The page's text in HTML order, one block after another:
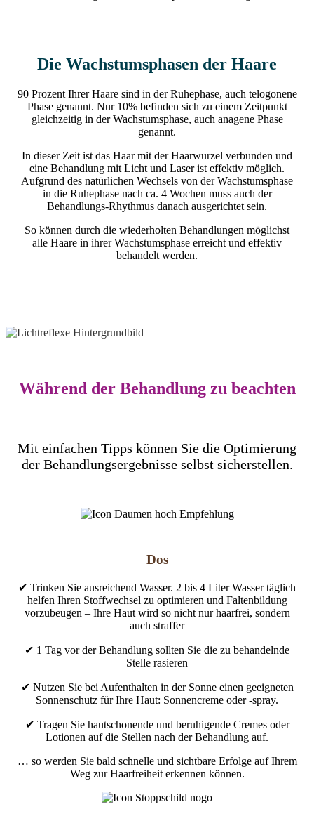
Die Wachstumsphasen der Haare
90 Prozent Ihrer Haare sind in der Ruhephase, auch telogonene
Phase genannt. Nur 10% befinden sich zu einem Zeitpunkt
gleichzeitig in der Wachstumsphase, auch anagene Phase
genannt.
In dieser Zeit ist das Haar mit der Haarwurzel verbunden und
eine Behandlung mit Licht und Laser ist effektiv möglich.
Aufgrund des natürlichen Wechsels von der Wachstumsphase
in die Ruhephase nach ca. 4 Wochen muss auch der
Behandlungs-Rhythmus danach ausgerichtet sein.
So können durch die wiederholten Behandlungen möglichst
alle Haare in ihrer Wachstumsphase erreicht und effektiv
behandelt werden.
Während der Behandlung zu beachten
Mit einfachen Tipps können Sie die Optimierung
der Behandlungsergebnisse selbst sicherstellen.
Dos
✔ Trinken Sie ausreichend Wasser. 2 bis 4 Liter Wasser täglich
helfen Ihren Stoffwechsel zu optimieren und Faltenbildung
vorzubeugen – Ihre Haut wird so nicht nur haarfrei, sondern
auch straffer
✔ 1 Tag vor der Behandlung sollten Sie die zu behandelnde
Stelle rasieren
✔ Nutzen Sie bei Aufenthalten in der Sonne einen geeigneten
Sonnenschutz für Ihre Haut: Sonnencreme oder -spray.
✔ Tragen Sie hautschonende und beruhigende Cremes oder
Lotionen auf die Stellen nach der Behandlung auf.
… so werden Sie bald schnelle und sichtbare Erfolge auf Ihrem
Weg zur Haarfreiheit erkennen können.